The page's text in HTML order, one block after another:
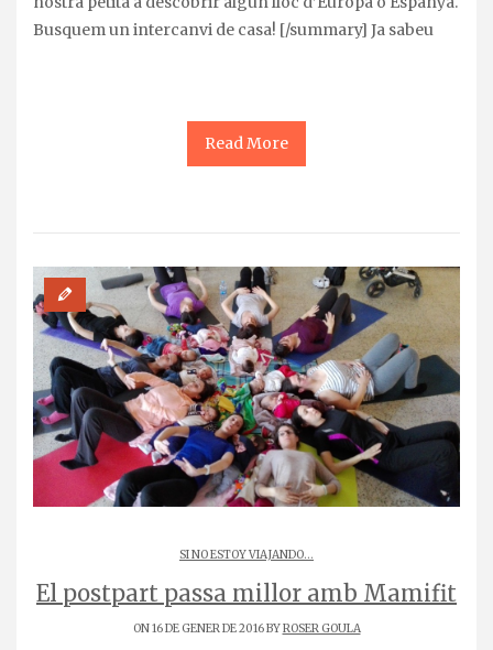
Busquem un intercanvi de casa! [/summary] Ja sabeu
Read More
SI NO ESTOY VIAJANDO...
El postpart passa millor amb Mamifit
ON 16 DE GENER DE 2016 BYROSER GOULA